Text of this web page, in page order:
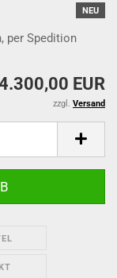
NEU
per Spedition
EUR
zzgl. Versand